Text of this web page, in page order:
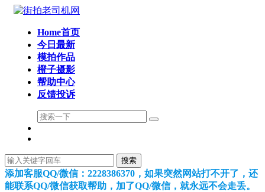
Home首页
今日最新
模拍作品
橙子摄影
帮助中心
反馈投诉
搜索
添加客服QQ/微信：2228386370，如果突然网站打不开了，还
能联系QQ/微信获取帮助，加了QQ/微信，就永远不会走丢。